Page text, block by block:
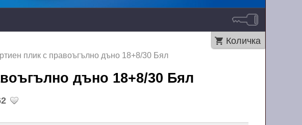
Количка
плик с правоъгълно дъно 18+8/30 Бял
дъно 18+8/30 Бял